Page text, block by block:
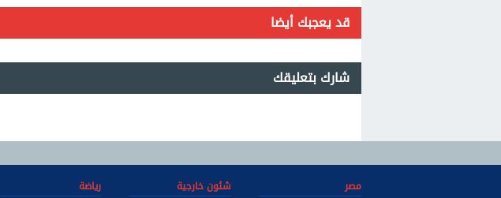
قد يعجبك أيضا
شارك بتعليقك
مصر شئون خارجية رياضة